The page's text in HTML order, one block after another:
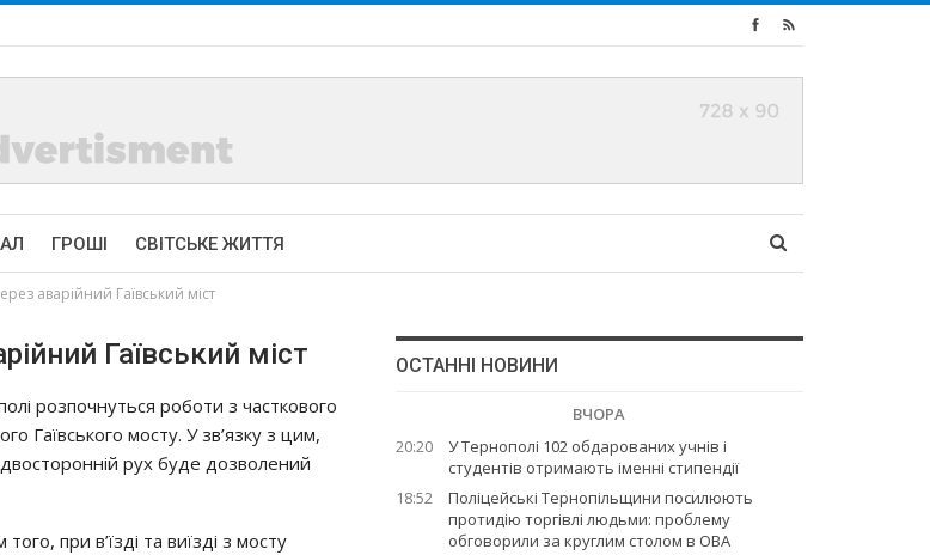
ГРОШІ СВІТСЬКЕ ЖИТТЯ
аварійний Гаївський міст
Гаївський міст
розпочнуться роботи з часткового
Гаївського мосту. У зв’язку з цим,
рух буде дозволений
при в’їзді та виїзді з мосту
ОСТАННІ НОВИНИ
ВЧОРА
20:20
У Тернополі 102 обдарованих учнів і
студентів отримають іменні стипендії
18:52
Поліцейські Тернопільщини посилюють
протидію торгівлі людьми: проблему
обговорили за круглим столом в ОВА